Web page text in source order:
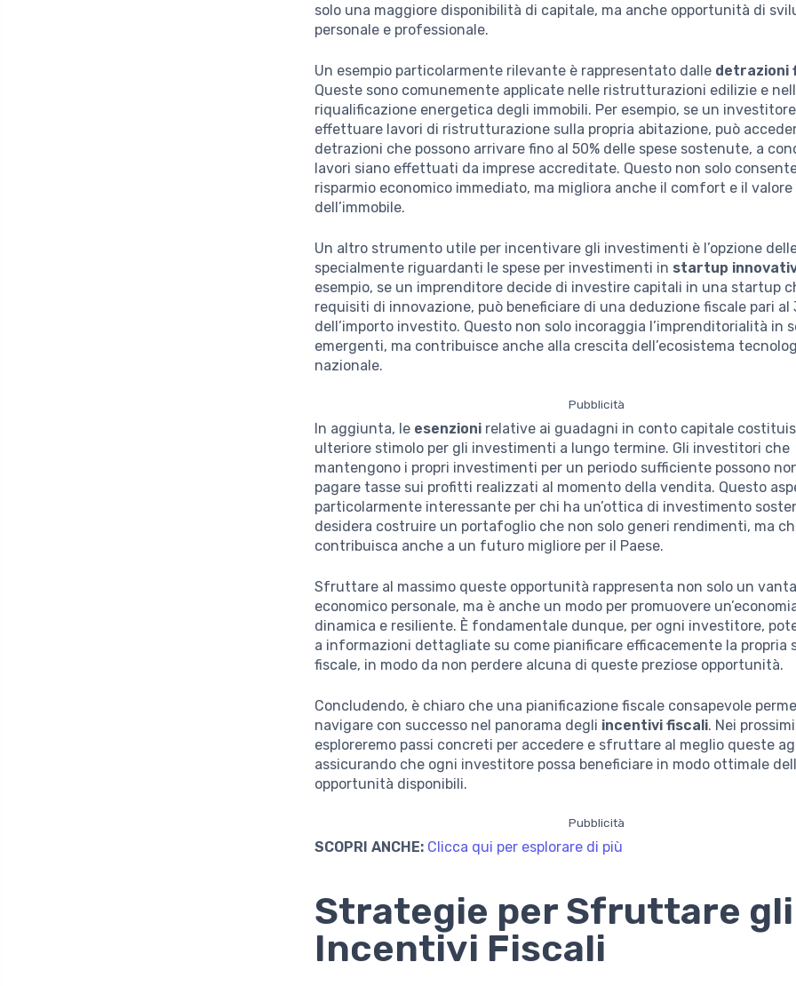
solo una maggiore disponibilità di capitale, ma anche opportunità di
personale e professionale.
Un esempio particolarmente rilevante è rappresentato dalle detrazioni
Queste sono comunemente applicate nelle ristrutturazioni edilizie e
riqualificazione energetica degli immobili. Per esempio, se un
effettuare lavori di ristrutturazione sulla propria abitazione, può
detrazioni che possono arrivare fino al 50% delle spese sostenute, a
lavori siano effettuati da imprese accreditate. Questo non solo
risparmio economico immediato, ma migliora anche il comfort e il valore
dell’immobile.
Un altro strumento utile per incentivare gli investimenti è l’opzione
specialmente riguardanti le spese per investimenti in startup
esempio, se un imprenditore decide di investire capitali in una startup
requisiti di innovazione, può beneficiare di una deduzione fiscale pari al
dell’importo investito. Questo non solo incoraggia l’imprenditorialità in
emergenti, ma contribuisce anche alla crescita dell’ecosistema
nazionale.
Pubblicità
In aggiunta, le esenzioni relative ai guadagni in conto capitale
ulteriore stimolo per gli investimenti a lungo termine. Gli investitori che
mantengono i propri investimenti per un periodo sufficiente possono
pagare tasse sui profitti realizzati al momento della vendita. Questo
particolarmente interessante per chi ha un’ottica di investimento
desidera costruire un portafoglio che non solo generi rendimenti, ma
contribuisca anche a un futuro migliore per il Paese.
Sfruttare al massimo queste opportunità rappresenta non solo un
economico personale, ma è anche un modo per promuovere
dinamica e resiliente. È fondamentale dunque, per ogni investitore,
a informazioni dettagliate su come pianificare efficacemente la propria
fiscale, in modo da non perdere alcuna di queste preziose opportunità.
Concludendo, è chiaro che una pianificazione fiscale consapevole
navigare con successo nel panorama degli incentivi fiscali. Nei
esploreremo passi concreti per accedere e sfruttare al meglio queste
assicurando che ogni investitore possa beneficiare in modo ottimale
opportunità disponibili.
Pubblicità
SCOPRI ANCHE: Clicca qui per esplorare di più
Strategie per Sfruttare gli
Incentivi Fiscali